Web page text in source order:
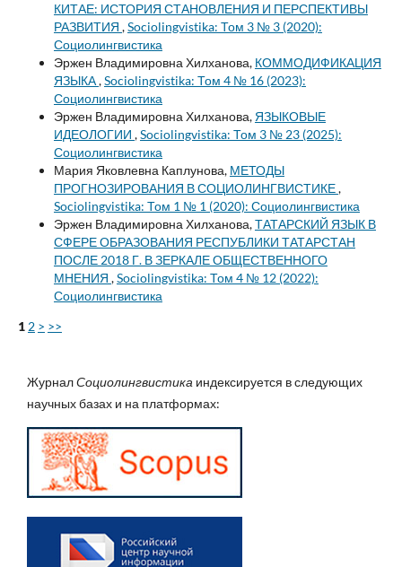
КИТАЕ: ИСТОРИЯ СТАНОВЛЕНИЯ И ПЕРСПЕКТИВЫ
РАЗВИТИЯ ,Sociolingvistika: Том 3 № 3 (2020):
Социолингвистика
Эржен Владимировна Хилханова, КОММОДИФИКАЦИЯ
ЯЗЫКА,Sociolingvistika: Том 4 № 16 (2023):
Социолингвистика
Эржен Владимировна Хилханова, ЯЗЫКОВЫЕ
ИДЕОЛОГИИ ,Sociolingvistika: Том 3 № 23 (2025):
Социолингвистика
Мария Яковлевна Каплунова, МЕТОДЫ
ПРОГНОЗИРОВАНИЯ В СОЦИОЛИНГВИСТИКЕ,
Sociolingvistika: Том 1 № 1 (2020): Социолингвистика
Эржен Владимировна Хилханова,ТАТАРСКИЙ ЯЗЫК В
СФЕРЕ ОБРАЗОВАНИЯ РЕСПУБЛИКИ ТАТАРСТАН
ПОСЛЕ 2018 Г. В ЗЕРКАЛЕ ОБЩЕСТВЕННОГО
МНЕНИЯ ,Sociolingvistika: Том 4 № 12 (2022):
Социолингвистика
1 2 > >>
ЖурналСоциолингвистика индексируется в следующих
научных базах и на платформах: